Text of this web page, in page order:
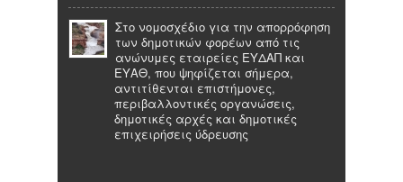
Στο νομοσχέδιο για την απορρόφηση
των δημοτικών φορέων από τις
ανώνυμες εταιρείες ΕΥΔΑΠ και
ΕΥΑΘ, που ψηφίζεται σήμερα,
αντιτίθενται επιστήμονες,
περιβαλλοντικές οργανώσεις,
δημοτικές αρχές και δημοτικές
επιχειρήσεις ύδρευσης